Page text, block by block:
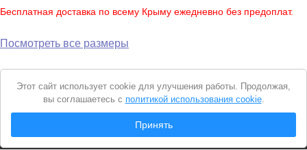
Бесплатная доставка по всему Крыму ежедневно без предоплат.
Посмотреть все размеры
Вся представленная на сайте информация носит справочный характер и не
является
Уведомление
cookie
Этот сайт использует cookie для улучшения работы. Продолжая,
вы соглашаетесь с политикой использования cookie.
Принять